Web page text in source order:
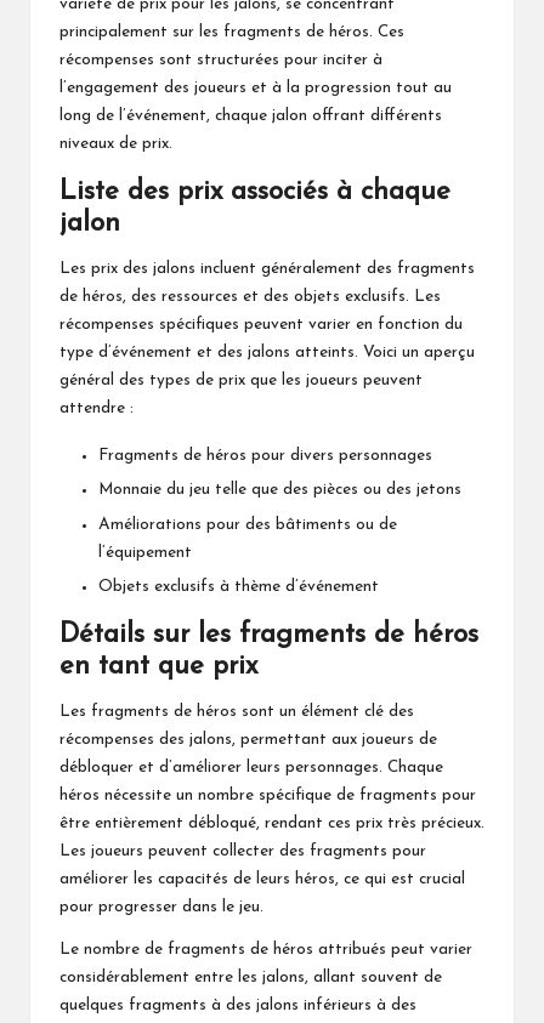
variété de prix pour les jalons, se concentrant
principalement sur les fragments de héros. Ces
récompenses sont structurées pour inciter à
l’engagement des joueurs et à la progression tout au
long de l’événement, chaque jalon offrant différents
niveaux de prix.
Liste des prix associés à chaque
jalon
Les prix des jalons incluent généralement des fragments
de héros, des ressources et des objets exclusifs. Les
récompenses spécifiques peuvent varier en fonction du
type d’événement et des jalons atteints. Voici un aperçu
général des types de prix que les joueurs peuvent
attendre :
Fragments de héros pour divers personnages
Monnaie du jeu telle que des pièces ou des jetons
Améliorations pour des bâtiments ou de
l’équipement
Objets exclusifs à thème d’événement
Détails sur les fragments de héros
en tant que prix
Les fragments de héros sont un élément clé des
récompenses des jalons, permettant aux joueurs de
débloquer et d’améliorer leurs personnages. Chaque
héros nécessite un nombre spécifique de fragments pour
être entièrement débloqué, rendant ces prix très précieux.
Les joueurs peuvent collecter des fragments pour
améliorer les capacités de leurs héros, ce qui est crucial
pour progresser dans le jeu.
Le nombre de fragments de héros attribués peut varier
considérablement entre les jalons, allant souvent de
quelques fragments à des jalons inférieurs à des